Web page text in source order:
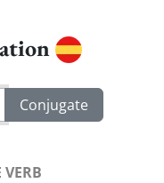
VERB